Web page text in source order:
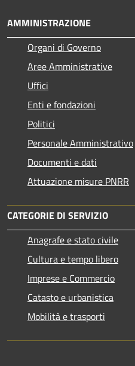
AMMINISTRAZIONE
Organi di Governo
Aree Amministrative
Uffici
Enti e fondazioni
Politici
Personale Amministrativo
Documenti e dati
Attuazione misure PNRR
CATEGORIE DI SERVIZIO
Anagrafe e stato civile
Cultura e tempo libero
Imprese e Commercio
Catasto e urbanistica
Mobilità e trasporti